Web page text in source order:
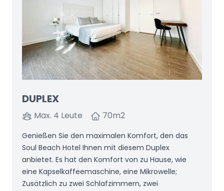
DUPLEX
Max. 4 Leute 70m2
Genießen Sie den maximalen Komfort, den das
Soul Beach Hotel Ihnen mit diesem Duplex
anbietet. Es hat den Komfort von zu Hause, wie
eine Kapselkaffeemaschine, eine Mikrowelle;
Zusätzlich zu zwei Schlafzimmern, zwei